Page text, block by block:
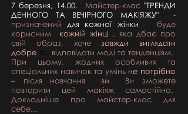
7 березня, 14.00.
Майстер-клас "ТРЕНДИ
ДЕННОГО ТА ВЕЧІРНОГО МАКІЯЖУ"
-
призначений
для кожної жінки -
буде
корисним
кожній жінці , яка дбає про
свій образ, хоче
завжди виглядати
добре
відповідати моді та тенденціям.
При цьому, жодних особливих та
спеціальних навичок та умінь не потрібно
–
після навчання ви
Ви зможете
повторити цей макіяж самостійно.
Докладніше про майстер-клас для
себе...